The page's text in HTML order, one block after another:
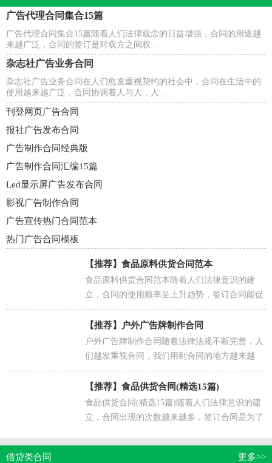
广告代理合同集合15篇
广告代理合同集合15篇随着人们法律观念的日益增强，合同的用途越
来越广泛，合同的签订是对双方之间权...
杂志社广告业务合同
杂志社广告业务合同在人们愈发重视契约的社会中，合同在生活中的
使用越来越广泛，合同协调着人与人，人...
刊登网页广告合同
报社广告发布合同
广告制作合同经典版
广告制作合同汇编15篇
Led显示屏广告发布合同
影视广告制作合同
广告宣传热门合同范本
热门广告合同模板
【推荐】 食品原料供货合同范本
食品原料供货合同范本随着人们法律意识的建
立，合同的使用频率呈上升趋势，签订合同能促
使双方规范地承诺和履行合作。那么常见的合同
书是什么样...
【推荐】 户外广告牌制作合同
户外广告牌制作合同随着法律法规不断完善，人
们越发重视合同，我们用到合同的地方越来越
多，它也是减少和防止发生争议的重要措施。那
么相关的合同...
【推荐】 食品供货合同(精选15篇)
食品供货合同(精选15篇)随着人们法律意识的建
立，合同出现的次数越来越多，签订合同是为了
同的类型，当...
借贷类合同 更多>>